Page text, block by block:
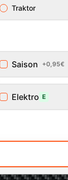
Traktor
Saison +0,95€
Elektro E